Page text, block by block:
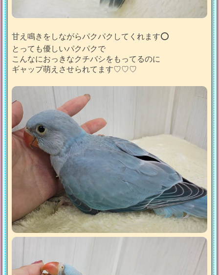
甘え鳴きをしながらパクパクしてくれます️⭕️
とっても優しいパクパクで
こんなにおっきなクチバシをもってるのに
ギャップ萌えさせられてます♡♡♡